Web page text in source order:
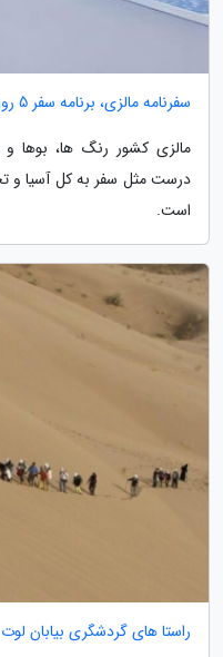
سفرنامه مالزی، برنامه سفر 5 روزه به مالزی
مالزی کشور رنگ ها، بوها
درست مثل سفر به کل آسیا و
است.
راستا های گردشگری بیابان لوت